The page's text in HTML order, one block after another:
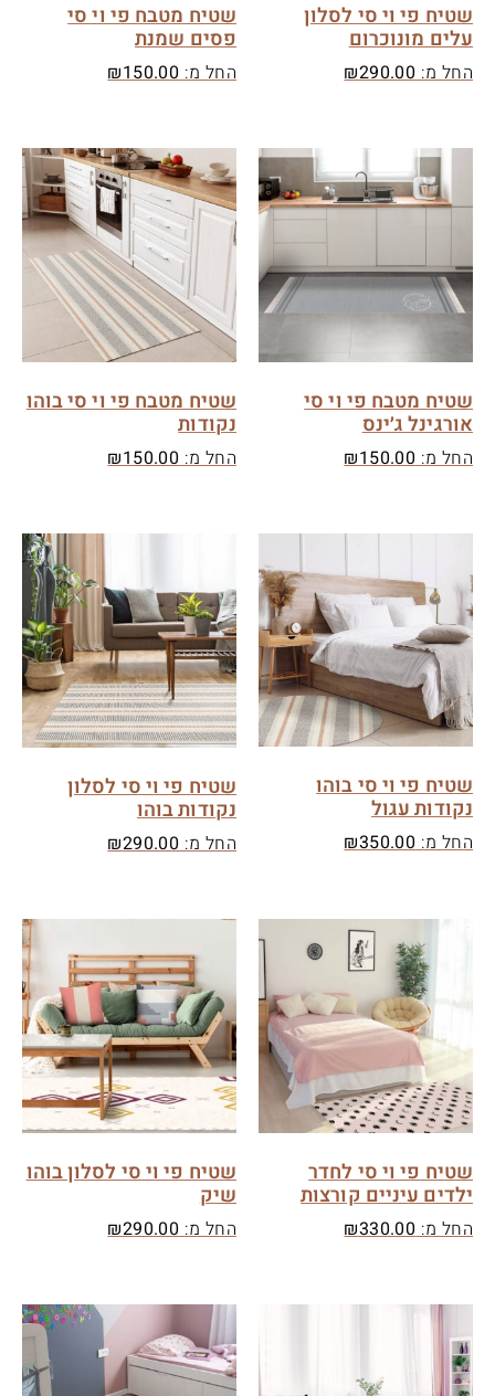
שטיח פי וי סי לסלון
עלים מונוכרום
החל מ: ₪290.00
שטיח מטבח פי וי סי
פסים שמנת
החל מ: ₪150.00
שטיח מטבח פי וי סי
אורגינל ג׳ינס
החל מ: ₪150.00
שטיח מטבח פי וי סי בוהו
נקודות
החל מ: ₪150.00
שטיח פי וי סי בוהו
נקודות עגול
החל מ: ₪350.00
שטיח פי וי סי לסלון
נקודות בוהו
החל מ: ₪290.00
שטיח פי וי סי לחדר
ילדים עיניים קורצות
החל מ: ₪330.00
שטיח פי וי סי לסלון בוהו
שיק
החל מ: ₪290.00